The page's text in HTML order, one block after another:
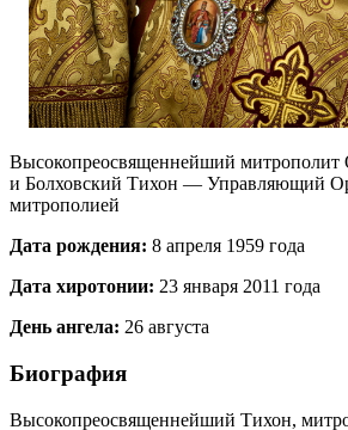
Высокопреосвященнейший митрополит
и Болховский Тихон — Управляющий
митрополией
Дата рождения: 8 апреля 1959 года
Дата хиротонии: 23 января 2011 года
День ангела: 26 августа
Биография
Высокопреосвященнейший Тихон,